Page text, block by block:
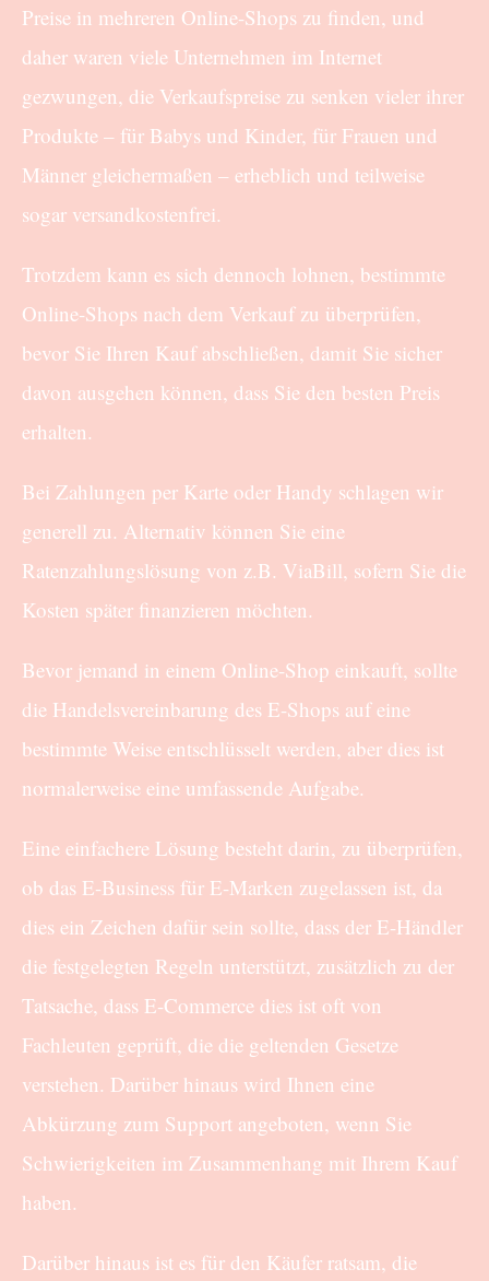
Preise in mehreren Online-Shops zu finden, und
daher waren viele Unternehmen im Internet
gezwungen, die Verkaufspreise zu senken vieler ihrer
Produkte – für Babys und Kinder, für Frauen und
Männer gleichermaßen – erheblich und teilweise
sogar versandkostenfrei.
Trotzdem kann es sich dennoch lohnen, bestimmte
Online-Shops nach dem Verkauf zu überprüfen,
bevor Sie Ihren Kauf abschließen, damit Sie sicher
davon ausgehen können, dass Sie den besten Preis
erhalten.
Bei Zahlungen per Karte oder Handy schlagen wir
generell zu. Alternativ können Sie eine
Ratenzahlungslösung von z.B. ViaBill, sofern Sie die
Kosten später finanzieren möchten.
Bevor jemand in einem Online-Shop einkauft, sollte
die Handelsvereinbarung des E-Shops auf eine
bestimmte Weise entschlüsselt werden, aber dies ist
normalerweise eine umfassende Aufgabe.
Eine einfachere Lösung besteht darin, zu überprüfen,
ob das E-Business für E-Marken zugelassen ist, da
dies ein Zeichen dafür sein sollte, dass der E-Händler
die festgelegten Regeln unterstützt, zusätzlich zu der
Tatsache, dass E-Commerce dies ist oft von
Fachleuten geprüft, die die geltenden Gesetze
verstehen. Darüber hinaus wird Ihnen eine
Abkürzung zum Support angeboten, wenn Sie
Schwierigkeiten im Zusammenhang mit Ihrem Kauf
haben.
Darüber hinaus ist es für den Käufer ratsam, die